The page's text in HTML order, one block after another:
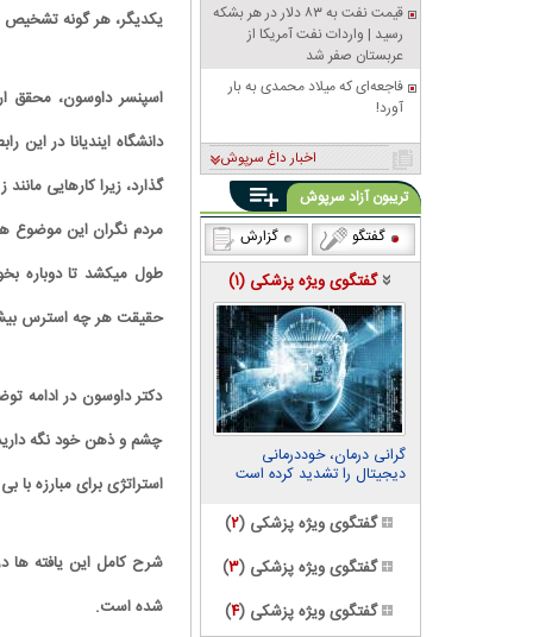
یکدیگر، هر گونه تشخیص
اسپنسر داوسون، محقق
دانشگاه ایندیانا در
گذارد، زیرا کارهایی
مردم نگران این موضوع
طول میکشد تا دوباره
حقیقت هر چه استرس
دکتر داوسون در ادامه
چشم و ذهن خود نگه
استراتژی برای مبارزه
شده است.
قیمت نفت به ۸۳ دلار در هر بشکه
رسید | واردات نفت آمریکا از
عربستان صفر شد
فاجعه‌ای که میلاد محمدی به بار
آورد!
اخبار داغ سرپوش
تریبون آزاد سرپوش
گفتگو
گزارش
گفتگوی ویژه پزشکی (۱)
گرانی درمان، خوددرمانی
دیجیتال را تشدید کرده است
گفتگوی ویژه پزشکی (۲)
گفتگوی ویژه پزشکی (۳)
گفتگوی ویژه پزشکی (۴)